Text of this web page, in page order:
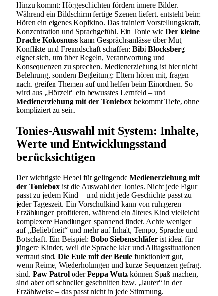
Hinzu kommt: Hörgeschichten fördern innere Bilder.
Während ein Bildschirm fertige Szenen liefert, entsteht beim
Hören ein eigenes Kopfkino. Das trainiert Vorstellungskraft,
Konzentration und Sprachgefühl. Ein Tonie wie Der kleine
Drache Kokosnuss kann Gesprächsanlässe über Mut,
Konflikte und Freundschaft schaffen; Bibi Blocksberg
eignet sich, um über Regeln, Verantwortung und
Konsequenzen zu sprechen. Medienerziehung ist hier nicht
Belehrung, sondern Begleitung: Eltern hören mit, fragen
nach, greifen Themen auf und helfen beim Einordnen. So
wird aus „Hörzeit“ ein bewusstes Lernfeld – und
Medienerziehung mit der Toniebox bekommt Tiefe, ohne
kompliziert zu sein.
Tonies-Auswahl mit System: Inhalte,
Werte und Entwicklungsstand
berücksichtigen
Der wichtigste Hebel für gelingende Medienerziehung mit
der Toniebox ist die Auswahl der Tonies. Nicht jede Figur
passt zu jedem Kind – und nicht jede Geschichte passt zu
jeder Tageszeit. Ein Vorschulkind kann von ruhigeren
Erzählungen profitieren, während ein älteres Kind vielleicht
komplexere Handlungen spannend findet. Achte weniger
auf „Beliebtheit“ und mehr auf Inhalt, Tempo, Sprache und
Botschaft. Ein Beispiel: Bobo Siebenschläfer ist ideal für
jüngere Kinder, weil die Sprache klar und Alltagssituationen
vertraut sind. Die Eule mit der Beule funktioniert gut,
wenn Reime, Wiederholungen und kurze Sequenzen gefragt
sind. Paw Patrol oderPeppa Wutz können Spaß machen,
sind aber oft schneller geschnitten bzw. „lauter“ in der
Erzählweise – das passt nicht in jede Stimmung.